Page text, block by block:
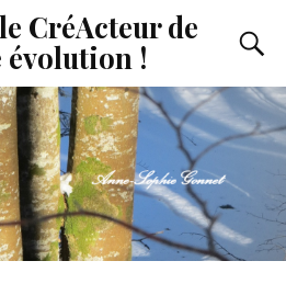
CréActeur de
évolution !